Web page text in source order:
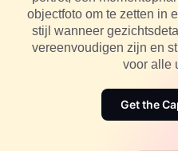
Dreamina AI
Pippit-AI
AI-
AI-
Dreamina Seedance 2.5
Nano Banana Pro
Spraakgenerator en -
Meer
Kalendersjablonen
Jubileumsjablonen
Effectsjablonen
Pioniersprogramma
Creatief
CapCut Creatieve
objectfoto om te zetten in
stijl wanneer
vereenvoudigen zijn en
voor alle
Get the